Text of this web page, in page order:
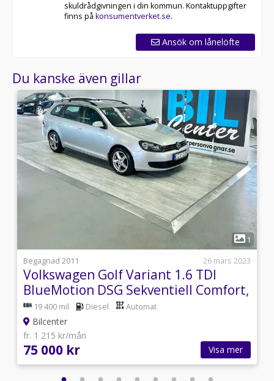
skuldrådgivningen i din kommun. Kontaktuppgifter
finns på konsumentverket.se.
Ansök om lånelöfte
Du kanske även gillar
1
Begagnad 2011
26 mars 2023
Volkswagen Golf Variant 1.6 TDI
BlueMotion DSG Sekventiell Comfort,
Style 105hk
19 400 mil Diesel Automat
Bilcenter
fr. 1 215 kr/mån
75 000 kr Visa mer